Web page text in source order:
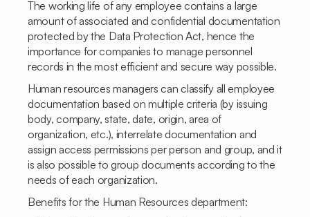
The working life of any employee contains a large
amount of associated and confidential documentation
protected by the Data Protection Act, hence the
importance for companies to manage personnel
records in the most efficient and secure way possible.
Human resources managers can classify all employee
documentation based on multiple criteria (by issuing
body, company, state, date, origin, area of
organization, etc.), interrelate documentation and
assign access permissions per person and group, and it
is also possible to group documents according to the
needs of each organization.
Benefits for the Human Resources department: